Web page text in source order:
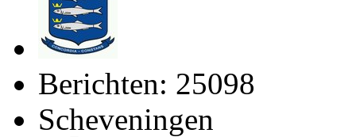
Berichten: 25098
Scheveningen